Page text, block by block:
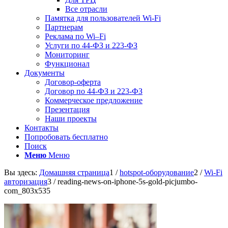
Все отрасли
Памятка для пользователей Wi-Fi
Партнерам
Реклама по Wi–Fi
Услуги по 44-ФЗ и 223-ФЗ
Мониторинг
Функционал
Документы
Договор-оферта
Договор по 44-ФЗ и 223-ФЗ
Коммерческое предложение
Презентация
Наши проекты
Контакты
Попробовать бесплатно
Поиск
Меню Меню
Вы здесь: Домашняя страница1 / hotspot-оборудование2 / Wi-Fi
авторизация3 / reading-news-on-iphone-5s-gold-picjumbo-
com_803x535